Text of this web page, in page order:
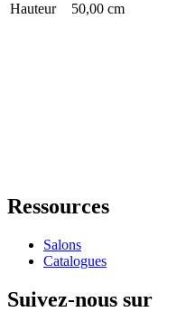
Hauteur
50,00 cm
Ressources
Salons
Catalogues
Suivez-nous sur